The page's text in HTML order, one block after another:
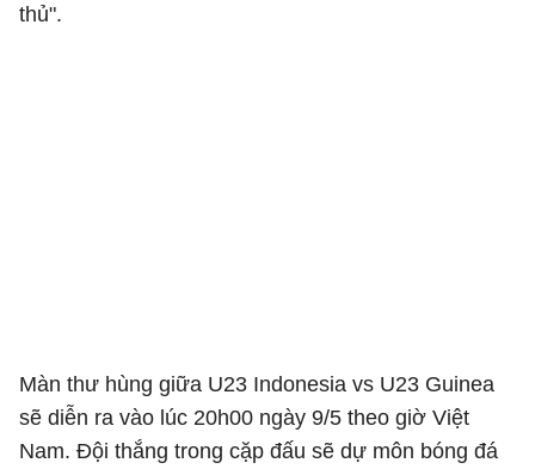
thủ".
Màn thư hùng giữa U23 Indonesia vs U23 Guinea
sẽ diễn ra vào lúc 20h00 ngày 9/5 theo giờ Việt
Nam. Đội thắng trong cặp đấu sẽ dự môn bóng đá